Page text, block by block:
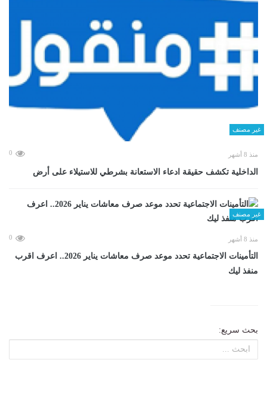
غير مصنف
منذ 8 أشهر 0
الداخلية تكشف حقيقة ادعاء الاستعانة بشرطي للاستيلاء على أرض
غير مصنف
منذ 8 أشهر 0
التأمينات الاجتماعية تحدد موعد صرف معاشات يناير 2026.. اعرف اقرب
منفذ ليك
بحث سريع: